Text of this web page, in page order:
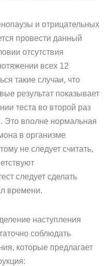
и отрицательных
провести данный
отсутствия
всех 12
такие случаи, что
результат показывает
теста во второй раз
Это вполне нормальная
в организме
не следует считать,
следует сделать
времени.
наступления
соблюдать
которые предлагает